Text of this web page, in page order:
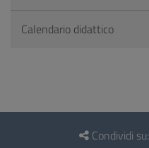
Calendario didattico
Questionario
Condividi su: